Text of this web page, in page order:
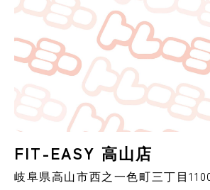
FIT-EASY 高山店
岐阜県高山市西之一色町三丁目